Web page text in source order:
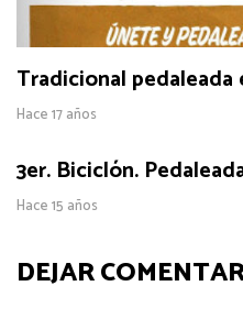
Tradicional pedaleada
Hace 17 años
3er. Biciclón.
Hace 15 años
DEJAR